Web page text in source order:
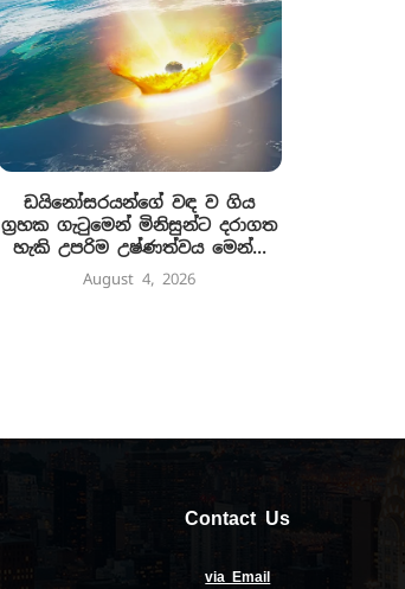
ඩයිනෝසරයන්ගේ වඳ ව ගිය
ග්‍රහක ගැටුමෙන් මිනිසුන්ට දරාගත
හැකි උපරිම උෂ්ණත්වය මෙන්...
August 4, 2026
Contact Us
via Email